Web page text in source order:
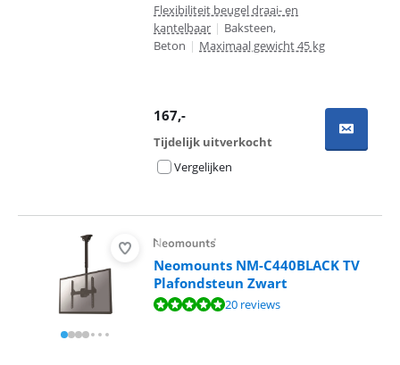
Flexibiliteit beugel draai- en
kantelbaar | Baksteen,
Beton | Maximaal gewicht 45 kg
167,-
Tijdelijk uitverkocht
Vergelijken
Neomounts NM-C440BLACK TV
Plafondsteun Zwart
Beoordeling is 9,5 van de 10, gebaseerd op 20 reviews.
20 reviews